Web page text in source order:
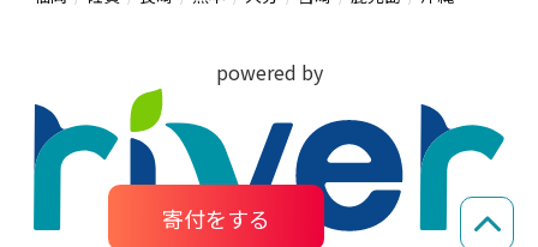
寄付をする
powered by